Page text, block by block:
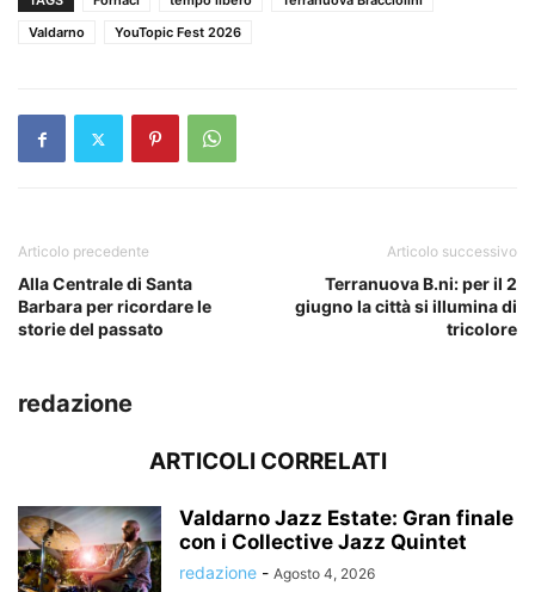
Valdarno
YouTopic Fest 2026
Articolo precedente
Alla Centrale di Santa
Barbara per ricordare le
storie del passato
Articolo successivo
Terranuova B.ni: per il 2
giugno la città si illumina di
tricolore
redazione
ARTICOLI CORRELATI
Valdarno Jazz Estate: Gran finale
con i Collective Jazz Quintet
redazione - Agosto 4, 2026